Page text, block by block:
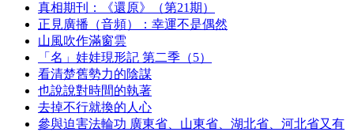
真相期刊：《還原》（第21期）
正見廣播（音頻）：幸運不是偶然
山風吹作滿窗雲
「名」娃娃現形記 第二季（5）
看清楚舊勢力的陰謀
也說說對時間的執著
去掉不行就換的人心
參與迫害法輪功 廣東省、山東省、湖北省、河北省又有